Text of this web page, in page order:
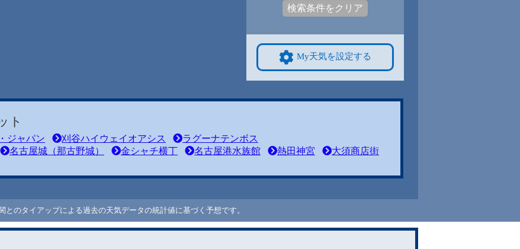
検索条件をクリア
My天気を設定する
ト
ジャパン 刈谷ハイウェイオアシス
ラグーナテンボス
名古屋城（那古野城） 金シャチ横丁 名古屋港水族館 熱田神宮 大須商店街
のタイアップによる過去の天気データの統計値に基づく予想です。